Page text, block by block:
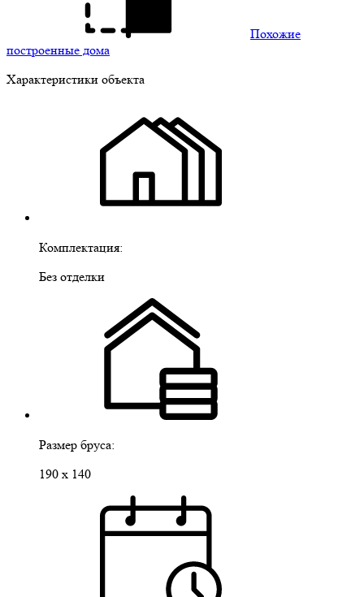
Похожие
построенные дома
Характеристики объекта
Комплектация:
Без отделки
Размер бруса:
190 х 140